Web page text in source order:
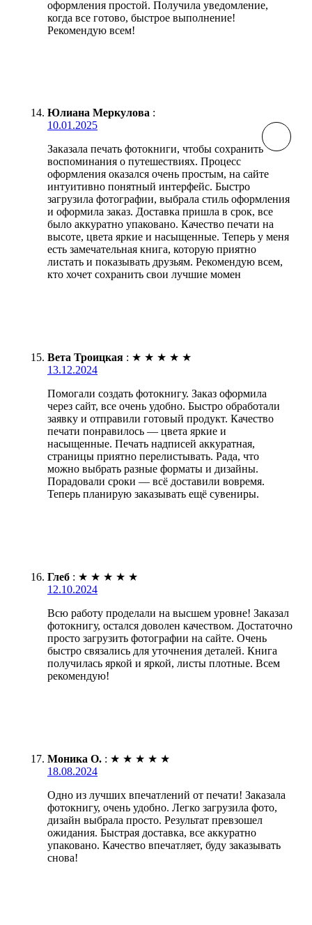
оформления простой. Получила уведомление,
когда все готово, быстрое выполнение!
Рекомендую всем!
Юлиана Меркулова :
10.01.2025
Заказала печать фотокниги, чтобы сохранить
воспоминания о путешествиях. Процесс
оформления оказался очень простым, на сайте
интуитивно понятный интерфейс. Быстро
загрузила фотографии, выбрала стиль оформления
и оформила заказ. Доставка пришла в срок, все
было аккуратно упаковано. Качество печати на
высоте, цвета яркие и насыщенные. Теперь у меня
есть замечательная книга, которую приятно
листать и показывать друзьям. Рекомендую всем,
кто хочет сохранить свои лучшие момен
Вета Троицкая : ★ ★ ★ ★ ★
13.12.2024
Помогали создать фотокнигу. Заказ оформила
через сайт, все очень удобно. Быстро обработали
заявку и отправили готовый продукт. Качество
печати понравилось — цвета яркие и
насыщенные. Печать надписей аккуратная,
страницы приятно перелистывать. Рада, что
можно выбрать разные форматы и дизайны.
Порадовали сроки — всё доставили вовремя.
Теперь планирую заказывать ещё сувениры.
Глеб : ★ ★ ★ ★ ★
12.10.2024
Всю работу проделали на высшем уровне! Заказал
фотокнигу, остался доволен качеством. Достаточно
просто загрузить фотографии на сайте. Очень
быстро связались для уточнения деталей. Книга
получилась яркой и яркой, листы плотные. Всем
рекомендую!
Моника О. : ★ ★ ★ ★ ★
18.08.2024
Одно из лучших впечатлений от печати! Заказала
фотокнигу, очень удобно. Легко загрузила фото,
дизайн выбрала просто. Результат превзошел
ожидания. Быстрая доставка, все аккуратно
упаковано. Качество впечатляет, буду заказывать
снова!